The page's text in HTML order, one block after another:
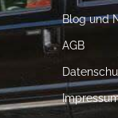
Blog und
AGB